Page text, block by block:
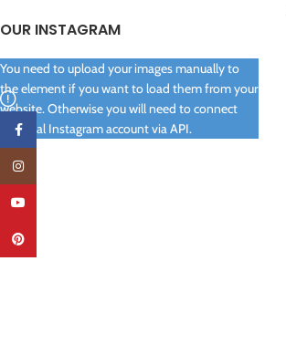
OUR INSTAGRAM
You need to upload your images manually to
the element if you want to load them from your
website. Otherwise you will need to connect
your real Instagram account via API.
Facebook